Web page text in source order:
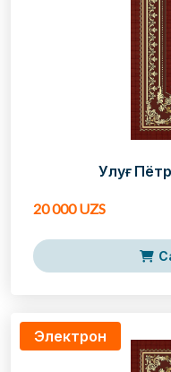
Улуғ
20 000 UZS
Электрон